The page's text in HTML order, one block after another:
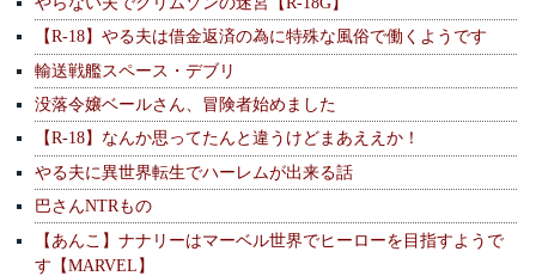
【R-18】やる夫は借金返済の為に特殊な風俗で働くようです
輸送戦艦スペース・デブリ
没落令嬢ベールさん、冒険者始めました
【R-18】なんか思ってたんと違うけどまあええか！
やる夫に異世界転生でハーレムが出来る話
巴さんNTRもの
【あんこ】ナナリーはマーベル世界でヒーローを目指すようで
す【MARVEL】